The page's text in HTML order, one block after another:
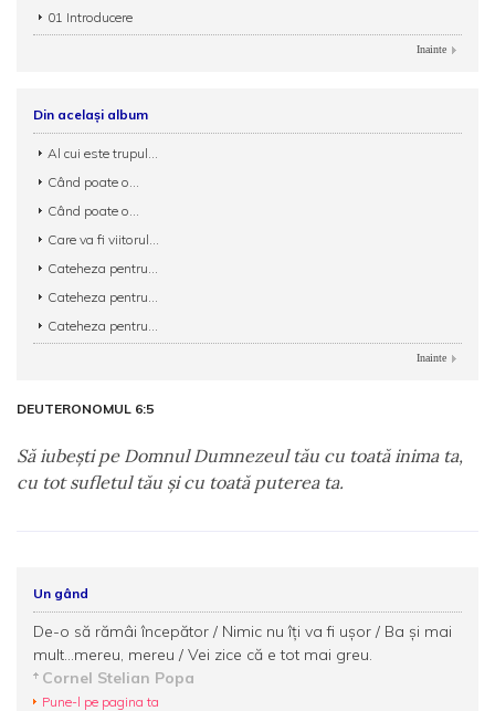
01 Introducere
Inainte
Din același album
Al cui este trupul...
Când poate o...
Când poate o...
Care va fi viitorul...
Cateheza pentru...
Cateheza pentru...
Cateheza pentru...
Inainte
DEUTERONOMUL 6:5
Să iubeşti pe Domnul Dumnezeul tău cu toată inima ta,
cu tot sufletul tău şi cu toată puterea ta.
Un gând
De-o să rămâi începător / Nimic nu îţi va fi uşor / Ba şi mai
mult...mereu, mereu / Vei zice că e tot mai greu.
Cornel Stelian Popa
Pune-l pe pagina ta